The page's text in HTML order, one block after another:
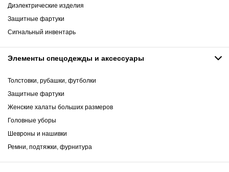
Диэлектрические изделия
Защитные фартуки
Сигнальный инвентарь
Элементы спецодежды и аксессуары
Толстовки, рубашки, футболки
Защитные фартуки
Женские халаты больших размеров
Головные уборы
Шевроны и нашивки
Ремни, подтяжки, фурнитура